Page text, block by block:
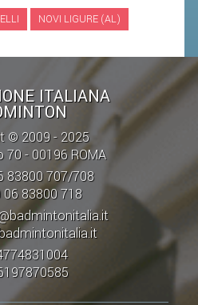
NOVI LIGURE (AL)
ITALIANA
© 2009 - 2025
70 - 00196 ROMA
83800 707/708
06 83800 718
– PALABADMINTON
D'INTERESSE NAZIONALE
ATLETI
CON NOI
TECNICI TERRITORIALI
ATLETI
E TESSERAMENTO